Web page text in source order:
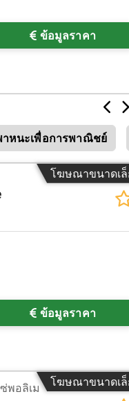
ข้อมูลราคา
หนะเพื่อการพาณิชย์
โฆษณาขนาดเ
ข้อมูลราคา
โฆษณาขนาดเ
พอลิเม